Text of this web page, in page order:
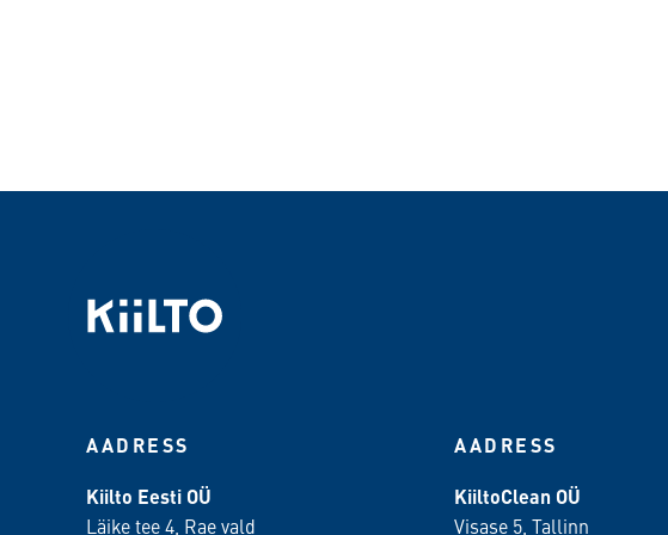
AADRESS
Kiilto Eesti OÜ
Läike tee 4, Rae vald
AADRESS
KiiltoClean OÜ
Visase 5, Tallinn